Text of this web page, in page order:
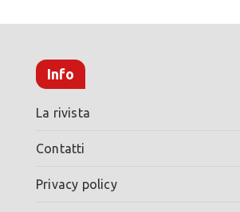
Info
La rivista
Contatti
Privacy policy